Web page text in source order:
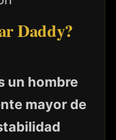
Daddy?
un hombre
mayor de